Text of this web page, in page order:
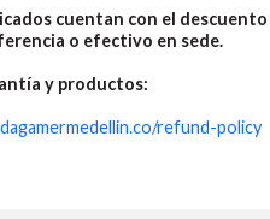
cuentan con el
o efectivo en sede.
y productos:
refund-policy